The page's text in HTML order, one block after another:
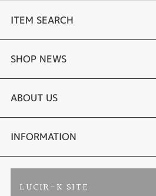
ITEM SEARCH
婚約指輪 結婚指輪
ラボグロウンダイヤモンド婚約指輪
手作り結婚指輪
手作りペアリング
SHOP NEWS
商品一覧
ブランドリスト
リフォーム
ABOUT US
店舗情報・会社概要
INFORMATION
LUCIR-K SITE